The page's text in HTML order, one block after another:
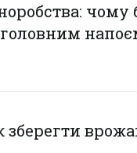
чому
зберегти